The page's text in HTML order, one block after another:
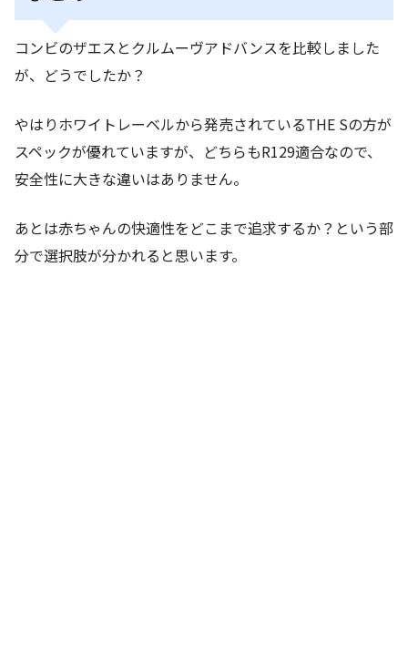
コンビのザエスとクルムーヴアドバンスを比較しました
が、どうでしたか？
やはりホワイトレーベルから発売されているTHE Sの方が
スペックが優れていますが、どちらもR129適合なので、
安全性に大きな違いはありません。
あとは赤ちゃんの快適性をどこまで追求するか？という部
分で選択肢が分かれると思います。